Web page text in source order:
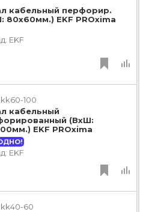
кабельный перфорир.
80х60мм.) EKF PROxima
EKF
kk60-100
кабельный
(ВхШ:
EKF PROxima
EKF
kk40-60